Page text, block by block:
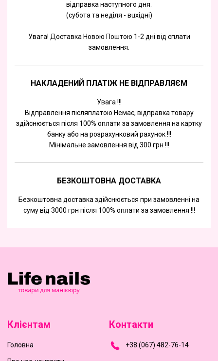
відправка наступного дня.
(субота та недiля - вuхiднi)
Увага! Доставка Новою Поштою 1-2 дні від сплати
замовлення.
НАКЛАДЕНИЙ ПЛАТІЖ НЕ ВІДПРАВЛЯЄМ
Увага !!!
Відправлення післяплатою Немає, відправка товару
здійснюється після 100% оплати за замовлення на картку
банку або на розрахунковий рахунок !!!
Мінімальне замовлення від 300 грн !!!
БЕЗКОШТОВНА ДОСТАВКА
Безкоштовна доставка здійснюється при замовленні на
суму від 3000 грн після 100% оплати за замовлення !!!
Клієнтам
Головна
Контакти
+38 (067) 482-76-14